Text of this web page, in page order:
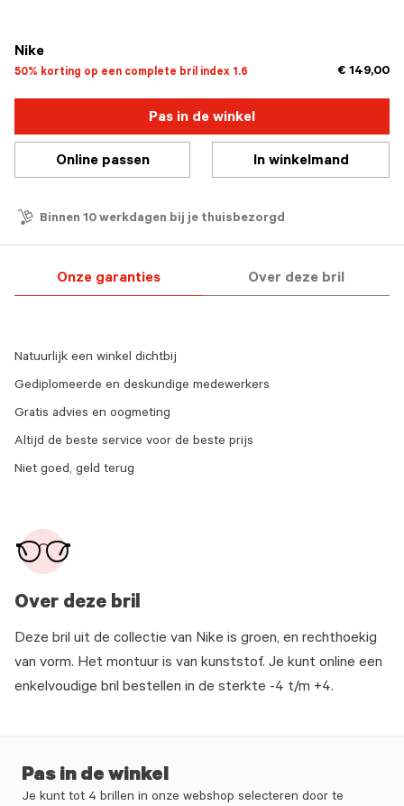
Nike
50% korting op een complete bril index 1.6 € 149,00
Pas in de winkel
Online passen In winkelmand
Binnen 10 werkdagen bij je thuisbezorgd
Onze garanties Over deze bril
Over deze bril
Deze bril uit de collectie van Nike is groen, en rechthoekig
van vorm. Het montuur is van kunststof. Je kunt online een
enkelvoudige bril bestellen in de sterkte -4 t/m +4.
Natuurlijk een winkel dichtbij
Gediplomeerde en deskundige medewerkers
Gratis advies en oogmeting
Altijd de beste service voor de beste prijs
Niet goed, geld terug
Pas in de winkel
Je kunt tot 4 brillen in onze webshop selecteren door te